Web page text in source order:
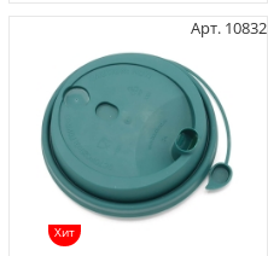
Арт. 10832
Хит